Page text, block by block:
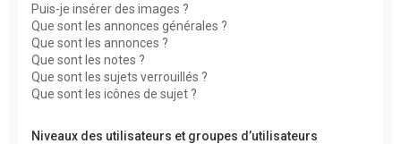
Puis-je insérer des images ?
Que sont les annonces générales ?
Que sont les annonces ?
Que sont les notes ?
Que sont les sujets verrouillés ?
Que sont les icônes de sujet ?
Niveaux des utilisateurs et groupes d’utilisateurs